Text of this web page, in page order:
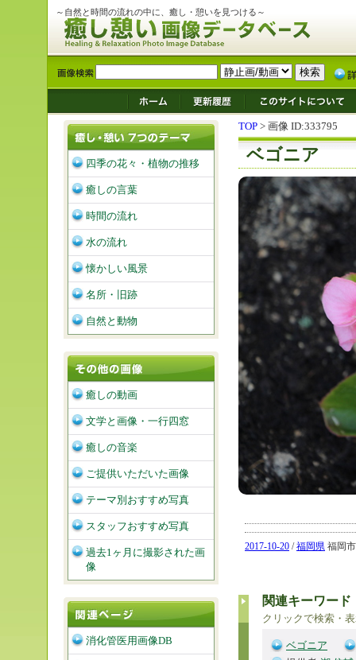
～自然と時間の流れの中に、癒し・憩いを見つける～
TOP > 画像 ID:333795
ベゴニア
2017-10-20 /福岡県 福岡
関連キーワード
クリックで検索・
ベゴニア
四季の花々・植物の推移
癒しの言葉
時間の流れ
水の流れ
懐かしい風景
名所・旧跡
自然と動物
癒しの動画
文学と画像・一行四窓
癒しの音楽
ご提供いただいた画像
テーマ別おすすめ写真
スタッフおすすめ写真
過去1ヶ月に撮影された画
像
消化管医用画像DB